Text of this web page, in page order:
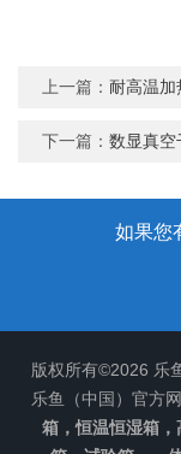
上一篇：耐高温加热板
下一篇：数显真空
如果您
版权所有©2026 乐
乐鱼（中国）官方
箱，恒温恒湿箱